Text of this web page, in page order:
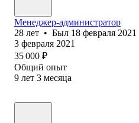
Менеджер-администратор
28 лет • Был 18 февраля 2021
3 февраля 2021
35 000 ₽
Общий опыт
9 лет 3 месяца